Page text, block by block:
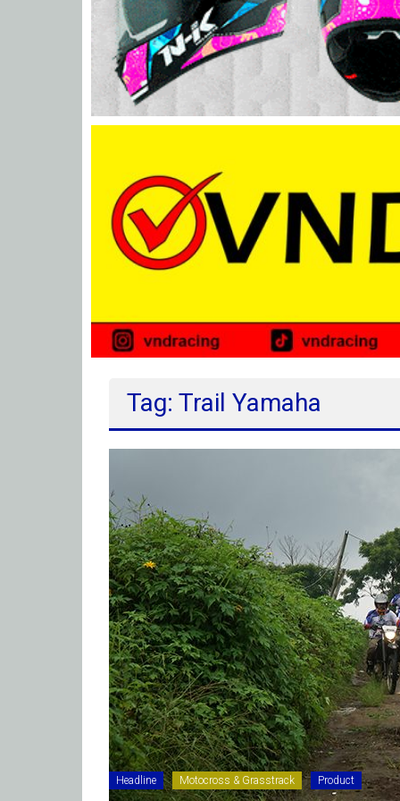
Tag: Trail Yamaha
Headline Motocross & Grasstrack Product